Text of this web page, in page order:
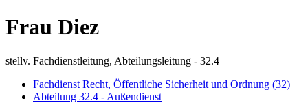
Frau Diez
stellv. Fachdienstleitung, Abteilungsleitung - 32.4
Fachdienst Recht, Öffentliche Sicherheit und Ordnung (32)
Abteilung 32.4 - Außendienst